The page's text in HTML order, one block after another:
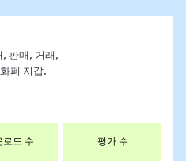
판매, 거래,
폐 지갑.
로드 수 평가 수